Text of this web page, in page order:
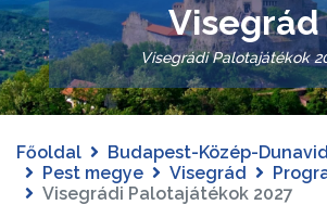
Visegrád
Visegrádi Palotajátékok
Főoldal
Budapest-Közép-
Pest megye
Visegrád
Visegrádi Palotajátékok 2027